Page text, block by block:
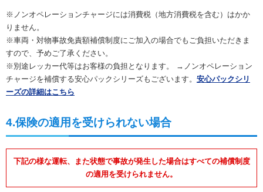
※ノンオペレーションチャージには消費税（地方消費税を含む）はかか
りません。
※車両・対物事故免責額補償制度にご加入の場合でもご負担いただきま
すので、予めご了承ください。
※別途レッカー代等はお客様の負担となります。 →ノンオペレーション
チャージを補償する安心パックシリーズもございます。 安心パックシリ
ーズの詳細はこちら
4.保険の適用を受けられない場合
下記の様な運転、また状態で事故が発生した場合はすべての補償制度
の適用を受けられません。